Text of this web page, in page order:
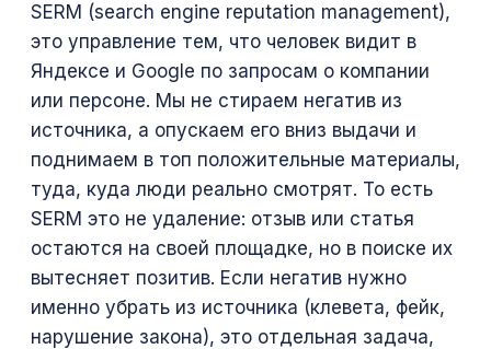
SERM (search engine reputation management),
это управление тем, что человек видит в
Яндексе и Google по запросам о компании
или персоне. Мы не стираем негатив из
источника, а опускаем его вниз выдачи и
поднимаем в топ положительные материалы,
туда, куда люди реально смотрят. То есть
SERM это не удаление: отзыв или статья
остаются на своей площадке, но в поиске их
вытесняет позитив. Если негатив нужно
именно убрать из источника (клевета, фейк,
нарушение закона), это отдельная задача,